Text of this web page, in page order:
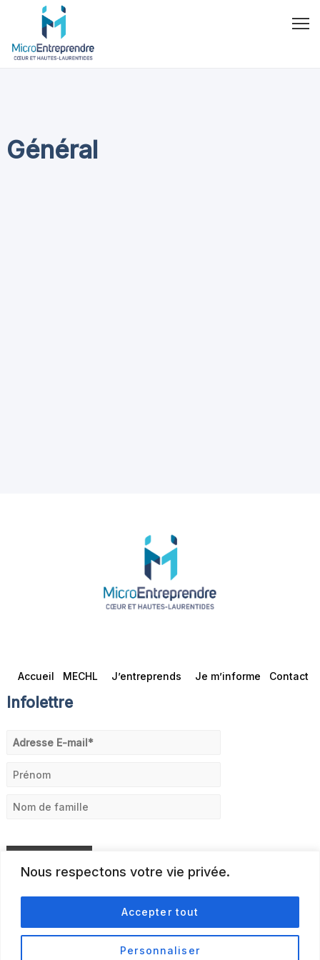
Nous respectons votre vie privée.
Personnaliser
Accepter tout
Général
Accueil MECHL J’entreprends Je m’informe Contact
Infolettre